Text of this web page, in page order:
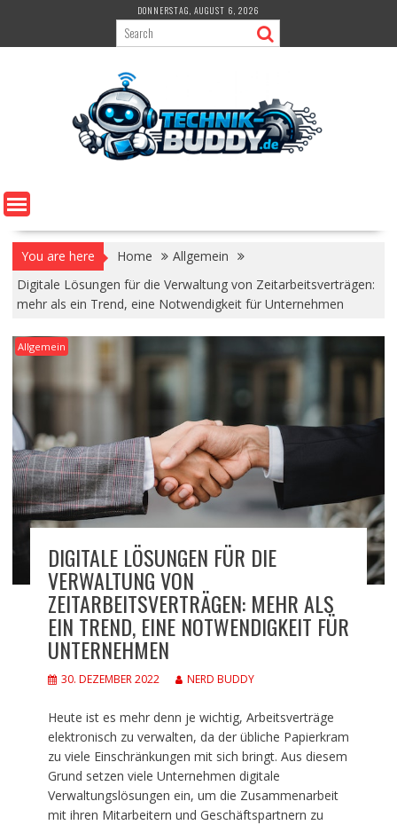
content
DONNERSTAG, AUGUST 6, 2026
You are here Home
Allgemein
Digitale Lösungen für die Verwaltung von Zeitarbeitsverträgen:
mehr als ein Trend, eine Notwendigkeit für Unternehmen
Allgemein
DIGITALE LÖSUNGEN FÜR DIE
VERWALTUNG VON
ZEITARBEITSVERTRÄGEN: MEHR ALS
EIN TREND, EINE NOTWENDIGKEIT FÜR
UNTERNEHMEN
30. DEZEMBER 2022 NERD BUDDY
Heute ist es mehr denn je wichtig, Arbeitsverträge
elektronisch zu verwalten, da der übliche Papierkram
zu viele Einschränkungen mit sich bringt. Aus diesem
Grund setzen viele Unternehmen digitale
Verwaltungslösungen ein, um die Zusammenarbeit
mit ihren Mitarbeitern und Geschäftspartnern zu